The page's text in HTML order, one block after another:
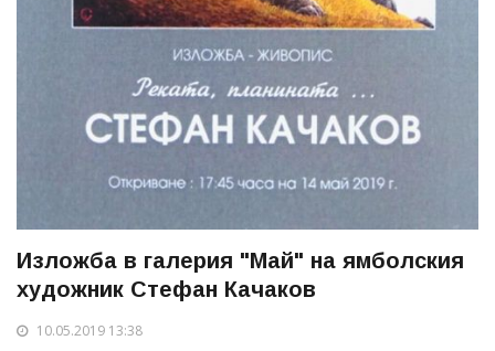
Изложба в галерия "Май" на ямболския
художник Стефан Качаков
10.05.2019 13:38